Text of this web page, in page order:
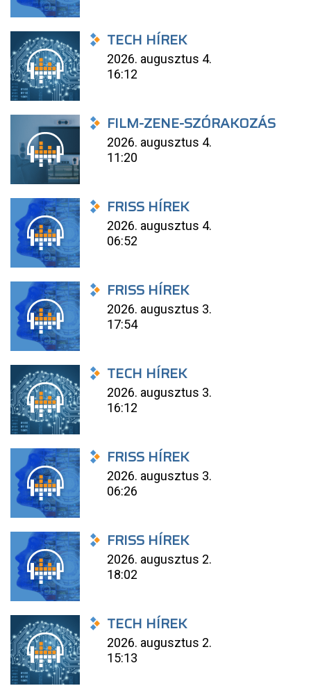
TECH HÍREK
2026. augusztus 4.
16:12
FILM-ZENE-SZÓRAKOZÁS
2026. augusztus 4.
11:20
FRISS HÍREK
2026. augusztus 4.
06:52
FRISS HÍREK
2026. augusztus 3.
17:54
TECH HÍREK
2026. augusztus 3.
16:12
FRISS HÍREK
2026. augusztus 3.
06:26
FRISS HÍREK
2026. augusztus 2.
18:02
TECH HÍREK
2026. augusztus 2.
15:13